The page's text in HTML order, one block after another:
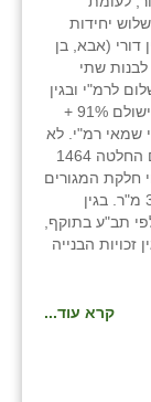
יחידות
דורי (אבא, בן
לבנות שתי
ללא תשלום לרמ"י ובגין
השטחים מעבר ל- 160 מ"ר ישולם בגין כל מ"ר ישולם 91% +
שמאי רמ"י. לא
ניתן לנייד שטחים בין היחידות אלא לאחר יישום החלטה 1464
+ מע"מ משווי חלקת המגורים
הכוללת זכויות בנייה בסיסיות למגורים בסך 375 מ"ר. בגין
לפי תב"ע בתוקף,
91% + מע"מ בגין זכויות הבנייה
קרא עוד...